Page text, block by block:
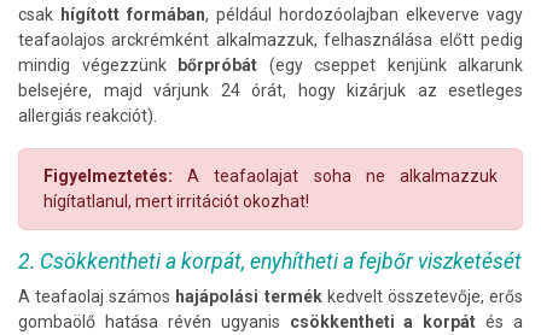
csak hígított formában, például hordozóolajban elkeverve vagy
teafaolajos arckrémként alkalmazzuk, felhasználása előtt pedig
mindig végezzünk
bőrpróbát (egy cseppet kenjünk alkarunk
belsejére, majd várjunk 24 órát, hogy kizárjuk az esetleges
allergiás reakciót).
Figyelmeztetés:A teafaolajat soha ne alkalmazzuk
hígítatlanul, mert irritációt okozhat!
2. Csökkentheti a korpát, enyhítheti a fejbőr viszketését
A teafaolaj számos hajápolási termék kedvelt összetevője, erős
gombaölő hatása révén ugyanis csökkentheti a korpátés a